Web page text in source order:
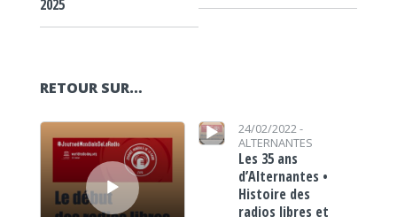
2025
RETOUR SUR…
Lecteur audio
Lecteur audio
24/02/2022 -
ALTERNANTES
Les 35 ans
d’Alternantes •
Histoire des
radios libres et